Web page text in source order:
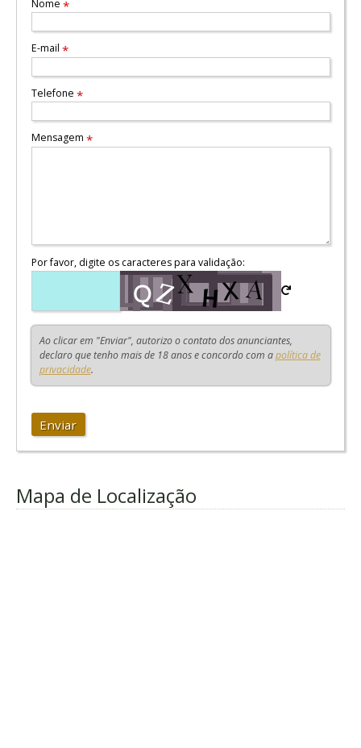
Nome *
E-mail *
Telefone *
Mensagem *
Por favor, digite os caracteres para validação:
Ao clicar em "Enviar", autorizo o contato dos anunciantes,
declaro que tenho mais de 18 anos e concordo com apolítica de
privacidade.
Enviar
Mapa de Localização